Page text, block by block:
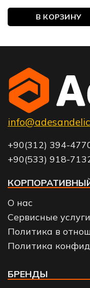
В КОРЗИНУ
+90(312) 394-
+90(533) 918-
О нас
Сервисные услуги
Политика в
Политика
БРЕНДЫ